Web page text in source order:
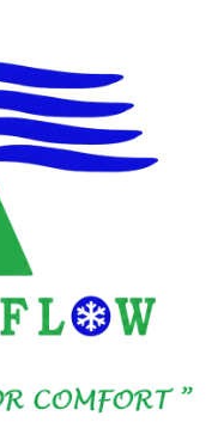
ابدأ
سهّل على فرق
لسير عملهم.